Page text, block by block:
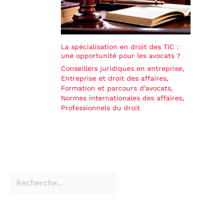
La spécialisation en droit des TIC :
une opportunité pour les avocats ?
Conseillers juridiques en entreprise,
Entreprise et droit des affaires,
Formation et parcours d'avocats,
Normes internationales des affaires,
Professionnels du droit